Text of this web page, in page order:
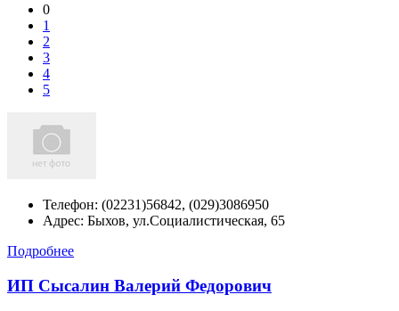
0
1
2
3
4
5
Телефон: (02231)56842, (029)3086950
Адрес: Быхов, ул.Социалистическая, 65
Подробнее
ИП Сысалин Валерий Федорович